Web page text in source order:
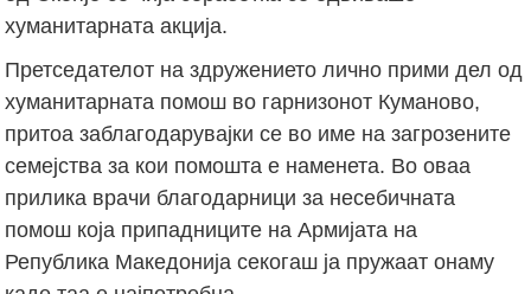
хуманитарната акција.
Претседателот на здружението лично прими дел од
хуманитарната помош во гарнизонот Куманово,
притоа заблагодарувајки се во име на загрозените
семејства за кои помошта е наменета. Во оваа
прилика врачи благодарници за несебичната
помош која припадниците на Армијата на
Република Македонија секогаш ја пружаат онаму